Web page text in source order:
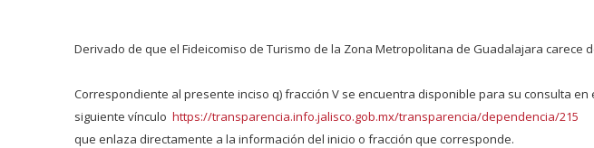
Derivado de que el Fideicomiso de Turismo de la Zona Metropolitana de Guadalajara carece
Correspondiente al presente inciso q) fracción V se encuentra disponible para su consulta
siguiente vínculo https://transparencia.info.jalisco.gob.mx/transparencia/dependencia/215
que enlaza directamente a la información del inicio o fracción que corresponde.